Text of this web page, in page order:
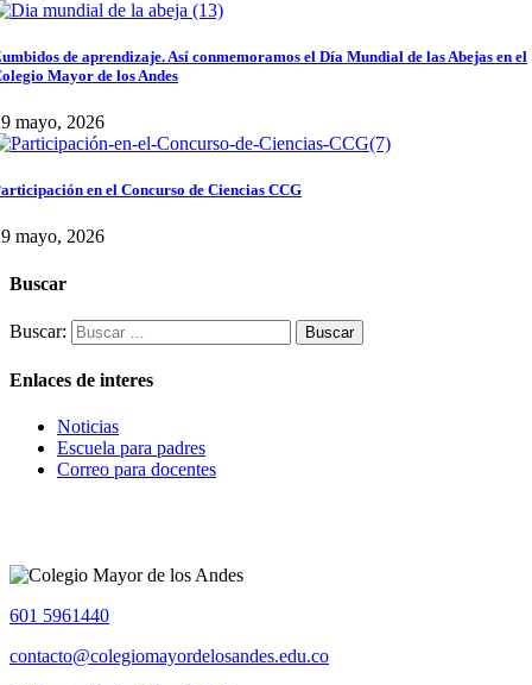
de aprendizaje. Así conmemoramos el Día Mundial de las Abejas en el
Mayor de los Andes
mayo, 2026
en el Concurso de Ciencias CCG
mayo, 2026
Buscar
Buscar:
Enlaces de interes
Noticias
Escuela para padres
Correo para docentes
601 5961440
contacto@colegiomayordelosandes.edu.co